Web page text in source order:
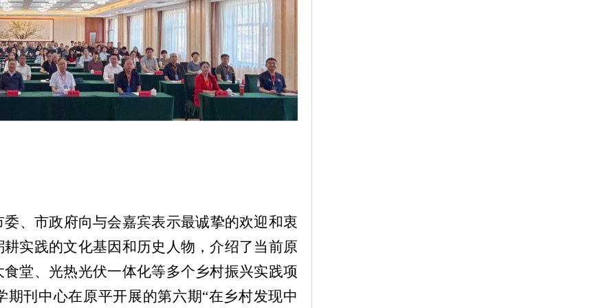
、市政府向与会嘉宾表示最诚挚的欢迎和衷
实践的文化基因和历史人物，介绍了当前原
堂、光热光伏一体化等多个乡村振兴实践项
刊中心在原平开展的第六期“在乡村发现中